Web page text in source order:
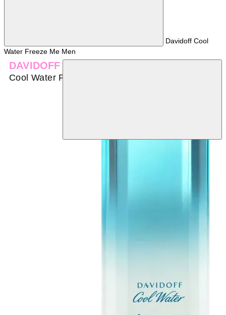
Davidoff Cool
Water Freeze Me Men
DAVIDOFF
Cool Water Freeze Me Men